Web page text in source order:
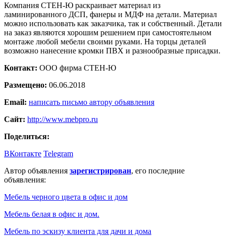
Компания СТЕН-Ю раскраивает материал из
ламинированного ДСП, фанеры и МДФ на детали. Материал
можно использовать как заказчика, так и собственный. Детали
на заказ являются хорошим решением при самостоятельном
монтаже любой мебели своими руками. На торцы деталей
возможно нанесение кромки ПВХ и разнообразные присадки.
Контакт: ООО фирма СТЕН-Ю
Размещено: 06.06.2018
Email: написать письмо автору объявления
Сайт: http://www.mebpro.ru
Поделиться:
ВКонтакте Telegram
Автор объявления зарегистрирован, его последние
объявления:
Мебель черного цвета в офис и дом
Мебель белая в офис и дом.
Мебель по эскизу клиента для дачи и дома